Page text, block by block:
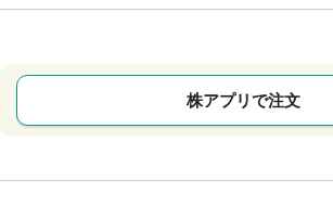
株アプリで注文